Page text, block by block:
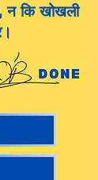
न कि खोखली